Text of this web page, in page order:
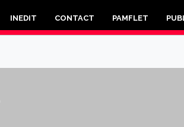
INEDIT CONTACT PAMFLET